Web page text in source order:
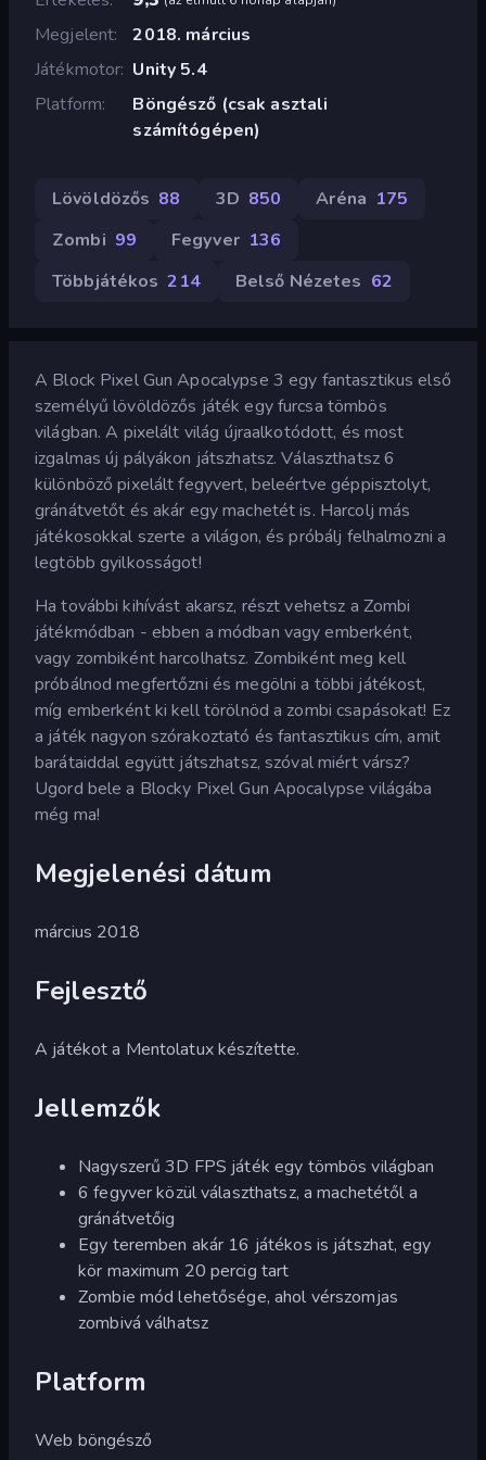
Megjelent
2018. március
Játékmotor Unity 5.4
Platform
Böngésző (csak asztali
számítógépen)
Lövöldözős 88 3D 850 Aréna 175
Zombi 99 Fegyver 136
Többjátékos 214 Belső Nézetes 62
A Block Pixel Gun Apocalypse 3 egy fantasztikus első
személyű lövöldözős játék egy furcsa tömbös
világban. A pixelált világ újraalkotódott, és most
izgalmas új pályákon játszhatsz. Választhatsz 6
különböző pixelált fegyvert, beleértve géppisztolyt,
gránátvetőt és akár egy machetét is. Harcolj más
játékosokkal szerte a világon, és próbálj felhalmozni a
legtöbb gyilkosságot!
Ha további kihívást akarsz, részt vehetsz a Zombi
játékmódban - ebben a módban vagy emberként,
vagy zombiként harcolhatsz. Zombiként meg kell
próbálnod megfertőzni és megölni a többi játékost,
míg emberként ki kell törölnöd a zombi csapásokat! Ez
a játék nagyon szórakoztató és fantasztikus cím, amit
barátaiddal együtt játszhatsz, szóval miért vársz?
Ugord bele a Blocky Pixel Gun Apocalypse világába
még ma!
Megjelenési dátum
március 2018
Fejlesztő
A játékot a Mentolatux készítette.
Jellemzők
Nagyszerű 3D FPS játék egy tömbös világban
6 fegyver közül választhatsz, a machetétől a
gránátvetőig
Egy teremben akár 16 játékos is játszhat, egy
kör maximum 20 percig tart
Zombie mód lehetősége, ahol vérszomjas
zombivá válhatsz
Platform
Web böngésző